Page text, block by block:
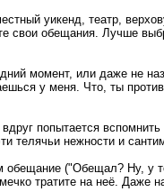
уикенд, театр,
свои обещания. Лучше
момент, или даже не
у меня. Что, ты
попытается
телячьи нежности и
обещание ("Обещал? Ну, у
тратите на неё. Даже